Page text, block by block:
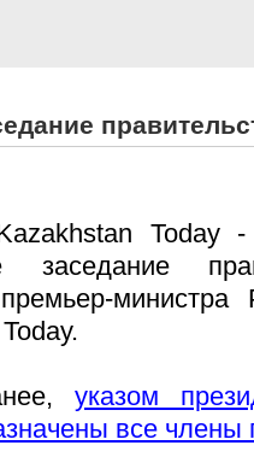
Today
заседание
премьер-
указом
все члены